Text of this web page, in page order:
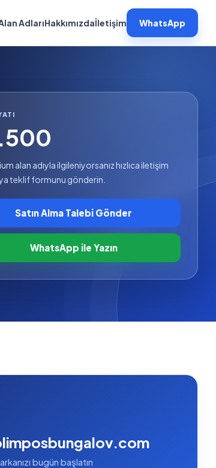
AdlarıHakkımızdaİletişim WhatsApp
alan adıyla ilgileniyorsanız hızlıca iletişim
teklif formunu gönderin.
Satın Alma Talebi Gönder
WhatsApp ile Yazın
bugün başlatın